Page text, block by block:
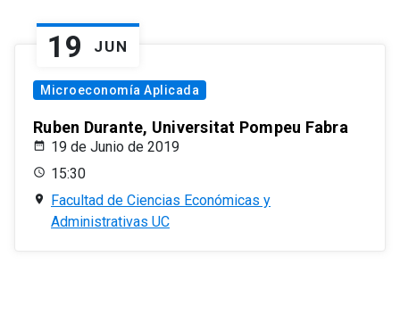
19 JUN
Microeconomía Aplicada
Ruben Durante, Universitat Pompeu Fabra
19 de Junio de 2019
15:30
Facultad de Ciencias Económicas y
Administrativas UC